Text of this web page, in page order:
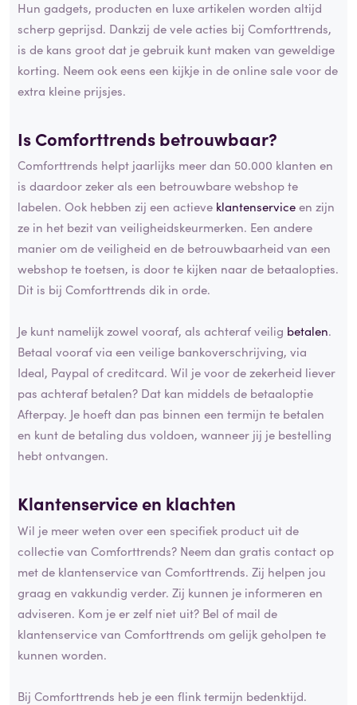
Hun gadgets, producten en luxe artikelen worden altijd
scherp geprijsd. Dankzij de vele acties bij Comforttrends,
is de kans groot dat je gebruik kunt maken van geweldige
korting. Neem ook eens een kijkje in de online sale voor de
extra kleine prijsjes.
Is Comforttrends betrouwbaar?
Comforttrends helpt jaarlijks meer dan 50.000 klanten en
is daardoor zeker als een betrouwbare webshop te
labelen. Ook hebben zij een actieve klantenserviceen zijn
ze in het bezit van veiligheidskeurmerken. Een andere
manier om de veiligheid en de betrouwbaarheid van een
webshop te toetsen, is door te kijken naar de betaalopties.
Dit is bij Comforttrends dik in orde.
Je kunt namelijk zowel vooraf, als achteraf veilig betalen.
Betaal vooraf via een veilige bankoverschrijving, via
Ideal, Paypal of creditcard. Wil je voor de zekerheid liever
pas achteraf betalen? Dat kan middels de betaaloptie
Afterpay. Je hoeft dan pas binnen een termijn te betalen
en kunt de betaling dus voldoen, wanneer jij je bestelling
hebt ontvangen.
Klantenservice en klachten
Wil je meer weten over een specifiek product uit de
collectie van Comforttrends? Neem dan gratis contact op
met de klantenservice van Comforttrends. Zij helpen jou
graag en vakkundig verder. Zij kunnen je informeren en
adviseren. Kom je er zelf niet uit? Bel of mail de
klantenservice van Comforttrends om gelijk geholpen te
kunnen worden.
Bij Comforttrends heb je een flink termijn bedenktijd.